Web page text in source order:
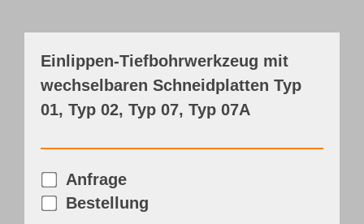
Unternehmen
Kontakt
Kundenportal
Einlippen-Tiefbohrwerkzeug mit
wechselbaren Schneidplatten Typ
01, Typ 02, Typ 07, Typ 07A
Anfrage
Bestellung